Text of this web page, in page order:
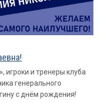
игроки и тренеры клуба
генерального
с днём рождения!